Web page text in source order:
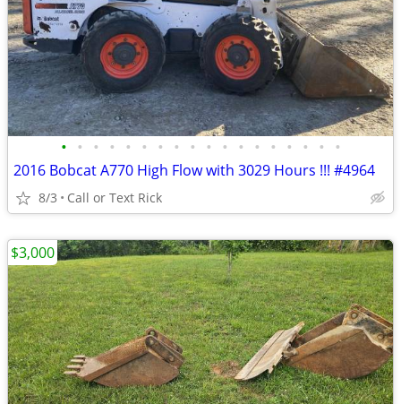
• • • • • • • • • • • • • • • • • •
2016 Bobcat A770 High Flow with 3029 Hours !!! #4964
8/3 Call or Text Rick
$3,000